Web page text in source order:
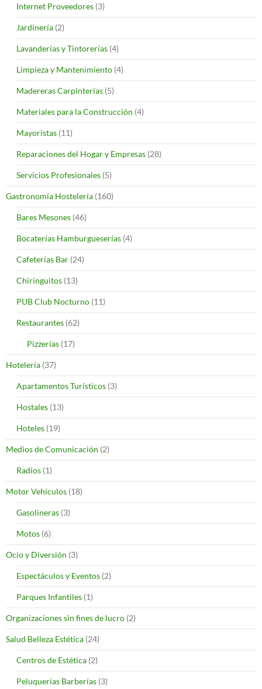
Internet Proveedores (3)
Jardinería (2)
Lavanderías y Tintorerías (4)
Limpieza y Mantenimiento (4)
Madereras Carpinterías (5)
Materiales para la Construcción (4)
Mayoristas (11)
Reparaciones del Hogar y Empresas (28)
Servicios Profesionales (5)
Gastronomía Hostelería (160)
Bares Mesones (46)
Bocaterías Hamburgueserías (4)
Cafeterías Bar (24)
Chiringuitos (13)
PUB Club Nocturno (11)
Restaurantes (62)
Pizzerías (17)
Hotelería (37)
Apartamentos Turísticos (3)
Hostales (13)
Hoteles (19)
Medios de Comunicación (2)
Radios (1)
Motor Vehículos (18)
Gasolineras (3)
Motos (6)
Ocio y Diversión (3)
Espectáculos y Eventos (2)
Parques Infantiles (1)
Organizaciones sin fines de lucro (2)
Salud Belleza Estética (24)
Centros de Estética (2)
Peluquerías Barberías (3)